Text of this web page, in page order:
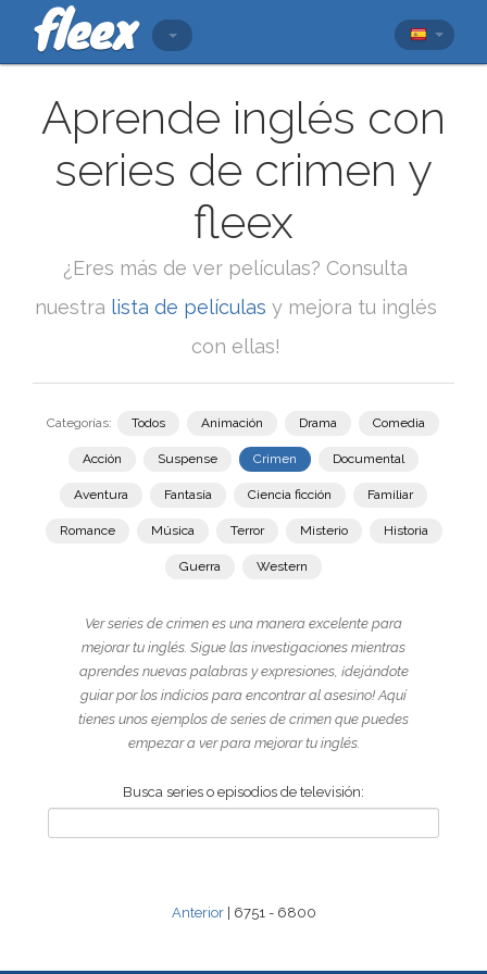
Aprende inglés con
series de crimen y
fleex
¿Eres más de ver películas? Consulta
nuestra lista de películas y mejora tu inglés
con ellas!
Categorías: Todos Animación Drama Comedia
Acción Suspense Crimen Documental
Aventura Fantasía Ciencia ficción Familiar
Romance Música Terror Misterio Historia
Guerra Western
Ver series de crimen es una manera excelente para
mejorar tu inglés. Sigue las investigaciones mientras
aprendes nuevas palabras y expresiones, ¡dejándote
guiar por los indicios para encontrar al asesino! Aquí
tienes unos ejemplos de series de crimen que puedes
empezar a ver para mejorar tu inglés.
Busca series o episodios de televisión:
Anterior| 6751 - 6800